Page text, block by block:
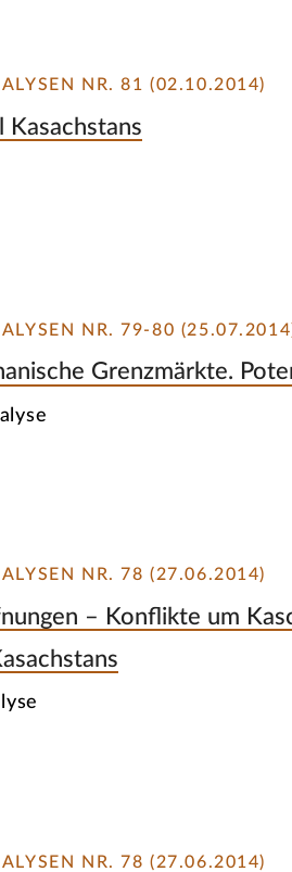
NR. 81 (02.10.2014)
Kasachstans
NR. 79-80
Grenzmärkte.
NR. 78 (27.06.2014)
– Konflikte um
NR. 78 (27.06.2014)